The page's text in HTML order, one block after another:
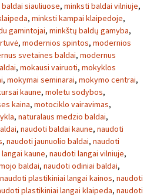
siauliuose, minksti baldai vilniuje,
, minksti kampai klaipedoje,
gamintojai, minkštų baldų gamyba,
, modernios spintos, modernios
svetaines baldai, modernus
, mokausi vairuoti, mokyklos
, mokymai seminarai, mokymo centrai,
kaune, moletu sodybos,
kaina, motociklo vairavimas,
, naturalaus medzio baldai,
, naudoti baldai kaune, naudoti
, naudoti jaunuolio baldai, naudoti
kaune, naudoti langai vilniuje,
baldai, naudoti odiniai baldai,
naudoti plastikiniai langai kainos, naudoti
plastikiniai langai klaipeda, naudoti